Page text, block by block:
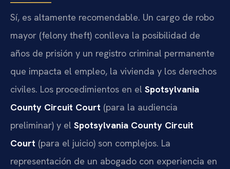
Sí, es altamente recomendable. Un cargo de robo
mayor (felony theft) conlleva la posibilidad de
años de prisión y un registro criminal permanente
que impacta el empleo, la vivienda y los derechos
civiles. Los procedimientos en el Spotsylvania
County Circuit Court (para la audiencia
preliminar) y el Spotsylvania County Circuit
Court (para el juicio) son complejos. La
representación de un abogado con experiencia en